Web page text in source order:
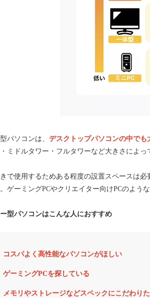
パソコンは、 デスクトップパソコンの中で
ミドルタワー・フルタワーなど大きさによっ
で使用するためある程度の設置スペースは
ゲーミングPCやクリエイター向けPCのような
型パソコンはこんな人におすすめ
コスパよく高性能なパソコンがほしい
ゲーミングPCを探している
メモリやストレージなどスペックにこだわり